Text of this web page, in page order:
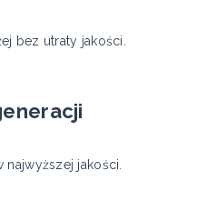
bez utraty jakości.
jakości.